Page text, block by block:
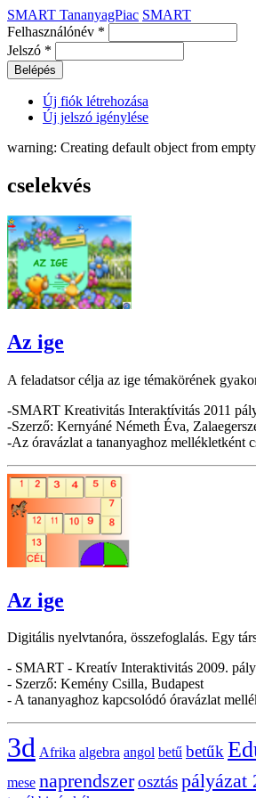
SMART TananyagPiac SMART
Felhasználónév *
Jelszó *
Új fiók létrehozása
Új jelszó igénylése
warning: Creating default object from
cselekvés
Az ige
A feladatsor célja az ige témakörének
-SMART Kreativitás Interaktívitás 2011
-Szerző: Kernyáné Németh Éva,
-Az óravázlat a tananyaghoz mellékletként
Az ige
Digitális nyelvtanóra, összefoglalás. Egy
- SMART - Kreatív Interaktivitás 2009.
- Szerző: Kemény Csilla, Budapest
- A tananyaghoz kapcsolódó óravázlat
3d Afrika algebra angol betű betűk
mese naprendszerosztáspályázat